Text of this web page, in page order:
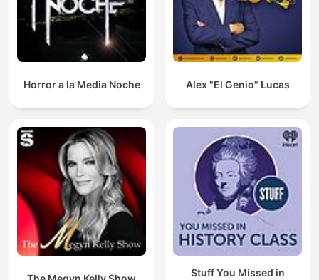
Horror a la Media Noche Alex "El Genio" Lucas
Stuff You Missed in